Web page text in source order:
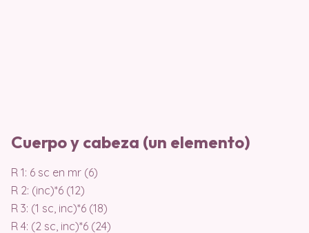
Cuerpo y cabeza (un elemento)
R 1: 6 sc en mr (6)
R 2: (inc)*6 (12)
R 3: (1 sc, inc)*6 (18)
R 4: (2 sc, inc)*6 (24)